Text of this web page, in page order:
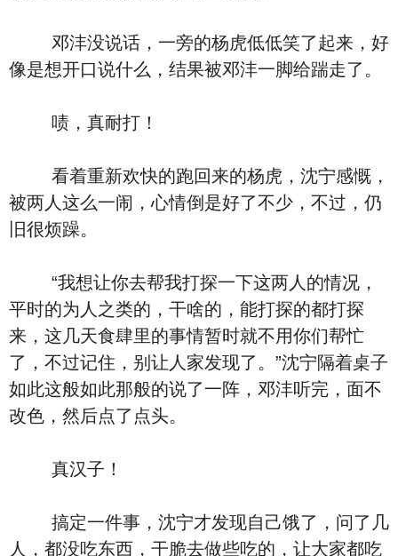
邓沣没说话，一旁的杨虎低低笑了起来，好
像是想开口说什么，结果被邓沣一脚给踹走了。
啧，真耐打！
看着重新欢快的跑回来的杨虎，沈宁感慨，
被两人这么一闹，心情倒是好了不少，不过，仍
旧很烦躁。
“我想让你去帮我打探一下这两人的情况，
平时的为人之类的，干啥的，能打探的都打探
来，这几天食肆里的事情暂时就不用你们帮忙
了，不过记住，别让人家发现了。”沈宁隔着桌子
如此这般如此那般的说了一阵，邓沣听完，面不
改色，然后点了点头。
真汉子！
搞定一件事，沈宁才发现自己饿了，问了几
人，都没吃东西，干脆去做些吃的，让大家都吃